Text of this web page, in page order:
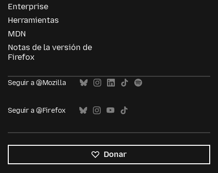
Enterprise
Herramientas
MDN
Notas de la versión de
Firefox
Seguir a @Mozilla
Seguir a @Firefox
Donar